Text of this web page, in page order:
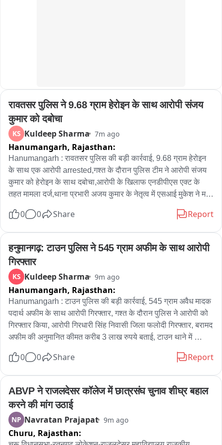
रावतसर पुलिस ने 9.68 ग्राम हेरोइन के साथ आरोपी संजय
कुमार को दबोचा
KS Kuldeep Sharma 7m ago
Hanumangarh, Rajasthan:
Hanumangarh : रावतसर पुलिस की बड़ी कार्रवाई, 9.68 ग्राम हेरोइन
के साथ एक आरोपी arrested,गश्त के दौरान पुलिस टीम ने आरोपी संजय
कुमार को हेरोइन के साथ दबोचा,आरोपी के खिलाफ एनडीपीएस एक्ट के
तहत मामला दर्ज,थाना प्रभारी अजय कुमार के नेतृत्व में एसआई मुकेश ने मय
0 0 Share Report
हनुमानगढ़: टाउन पुलिस ने 545 ग्राम अफीम के साथ आरोपी
गिरफ्तार
KS Kuldeep Sharma 9m ago
Hanumangarh, Rajasthan:
Hanumangarh : टाउन पुलिस की बड़ी कार्रवाई, 545 ग्राम अवैध मादक
पदार्थ अफीम के साथ आरोपी गिरफ्तार, गश्त के दौरान पुलिस ने आरोपी को
गिरफ्तार किया, आरोपी गिरधारी सिंह निवासी जिला फलोदी गिरफ्तार, बरामद
अफीम की अनुमानित कीमत करीब 3 लाख रुपये बताई, टाउन थाने में
में हत्या के प्रयास और आर्म्स एक्ट का मामला दर्ज होने की जानकारी,
की कार्रवाई
0 0 Share Report
ABVP ने राजलदेसर कॉलेज में छात्रसंघ चुनाव शीघ्र बहाल
करने की मांग उठाई
NP Navratan Prajapat 9m ago
Churu, Rajasthan: